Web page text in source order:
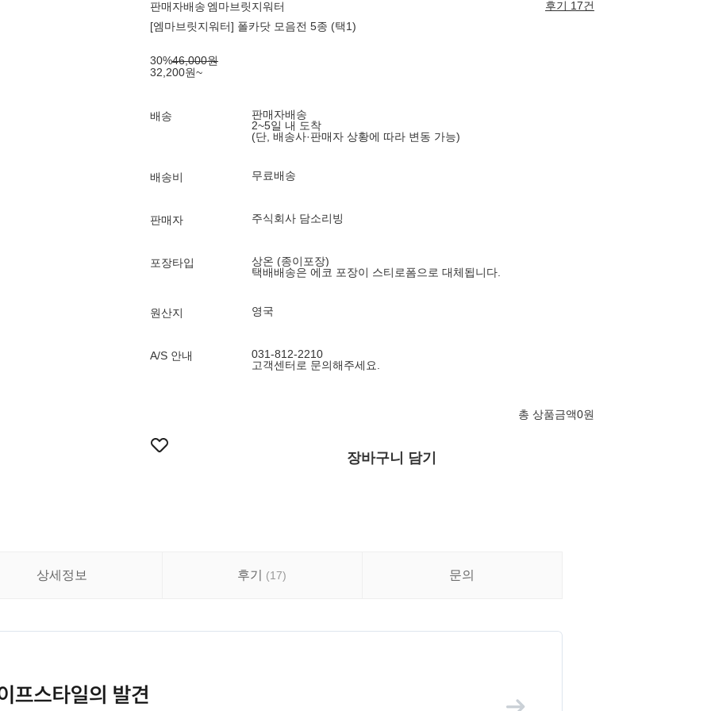
판매자배송 엠마브릿지워터
후기 17건
[엠마브릿지워터] 폴카닷 모음전 5종 (택1)
30%46,000원
32,200원~
배송
판매자배송
2~5일 내 도착
(단, 배송사·판매자 상황에 따라 변동 가능)
배송비 무료배송
판매자 주식회사 담소리빙
포장타입
상온 (종이포장)
택배배송은 에코 포장이 스티로폼으로 대체됩니다.
원산지 영국
A/S 안내
031-812-2210
고객센터로 문의해주세요.
총 상품금액0원
장바구니 담기
상세정보 후기 (17) 문의